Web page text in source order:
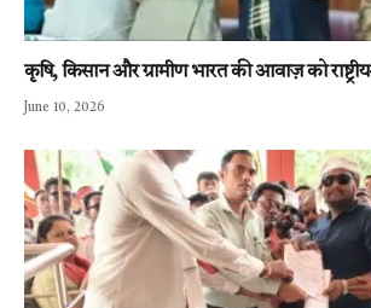
कृषि, किसान और ग्रामीण भारत की आवाज़ को
June 10, 2026